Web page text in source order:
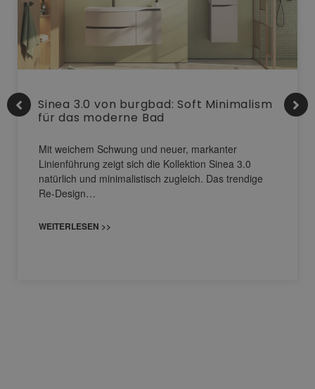
Sinea 3.0 von burgbad: Soft Minimalism
für das moderne Bad
Mit weichem Schwung und neuer, markanter
Linienführung zeigt sich die Kollektion Sinea 3.0
natürlich und minimalistisch zugleich. Das trendige
Re-Design…
WEITERLESEN >>